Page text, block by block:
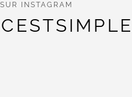
INSTAGRAM